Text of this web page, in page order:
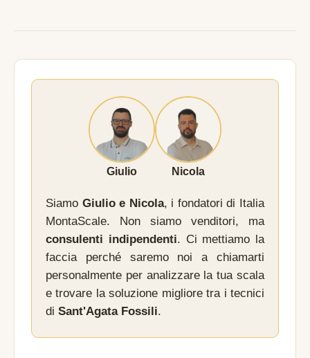
Giulio Nicola
Siamo Giulio e Nicola, i fondatori di Italia
MontaScale. Non siamo venditori, ma
consulenti indipendenti. Ci mettiamo la
faccia perché saremo noi a chiamarti
personalmente per analizzare la tua scala
e trovare la soluzione migliore tra i tecnici
di Sant'Agata Fossili.